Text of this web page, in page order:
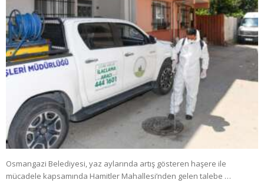
Osmangazi Belediyesi, yaz aylarında artış gösteren haşere ile
mücadele kapsamında Hamitler Mahallesi’nden gelen talebe …